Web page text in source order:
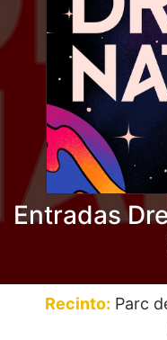
Entradas
Recinto: Parc